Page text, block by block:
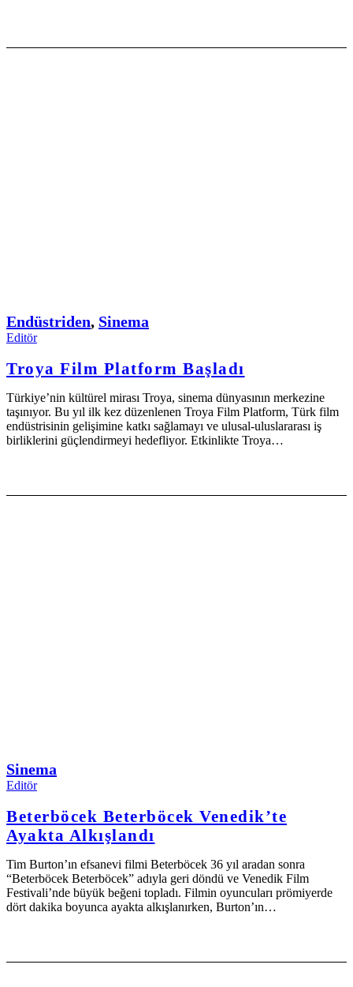
Endüstriden, Sinema
Editör
Troya Film Platform Başladı
Türkiye’nin kültürel mirası Troya, sinema dünyasının merkezine
taşınıyor. Bu yıl ilk kez düzenlenen Troya Film Platform, Türk film
endüstrisinin gelişimine katkı sağlamayı ve ulusal-uluslararası iş
birliklerini güçlendirmeyi hedefliyor. Etkinlikte Troya…
Sinema
Editör
Beterböcek Beterböcek Venedik’te
Ayakta Alkışlandı
Tim Burton’ın efsanevi filmi Beterböcek 36 yıl aradan sonra
“Beterböcek Beterböcek” adıyla geri döndü ve Venedik Film
Festivali’nde büyük beğeni topladı. Filmin oyuncuları prömiyerde
dört dakika boyunca ayakta alkışlanırken, Burton’ın…